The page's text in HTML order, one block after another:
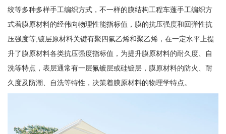
绞等多种多样手工编织方式，不一样的膜结构工程车蓬手工编织方
式着膜原材料的经伟向物理性能指标值，膜的抗压强度和回弹性抗
压强度等;镀层原材料关键有聚四氟乙烯和聚乙烯，在一定水平上提
升了膜原材料各类抗压强度指标值，为提升膜原材料的耐久度、自
洗等特点，表层通常有一层氟镀层或硅镀层，膜原材料的防火、耐
久度及防潮、自洗等特性，决策着膜原材料的物理学特点。